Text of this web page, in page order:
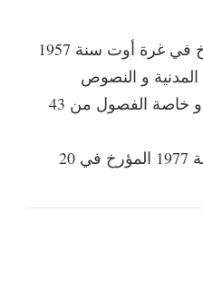
القانون عدد 03 المؤرخ في غرة أوت سنة 1957
المدنية و النصوص
المنقحة و المتممة له و خاصة الفصول من 43
المنشور عدد 108 لسنة 1977 المؤرخ في 20